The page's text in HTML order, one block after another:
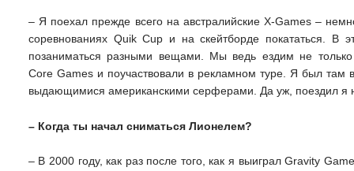
– Я поехал прежде всего на австралийские X-Games –
соревнованиях Quik Cup и на скейтборде покататься. В
позаниматься разными вещами. Мы ведь ездим не
Core Games и поучаствовали в рекламном туре. Я был
выдающимися американскими серферами. Да уж, поездил я
– Когда ты начал сниматься Лионелем?
– В 2000 году, как раз после того, как я выиграл Gravity